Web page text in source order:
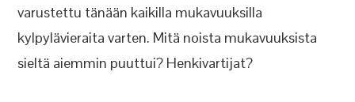
varustettu tänään kaikilla mukavuuksilla
kylpylävieraita varten. Mitä noista mukavuuksista
sieltä aiemmin puuttui? Henkivartijat?